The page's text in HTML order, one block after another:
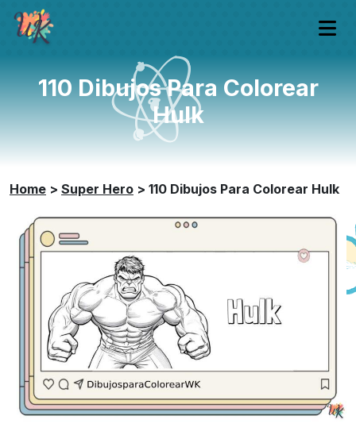
110 Dibujos Para Colorear
Hulk
Home > Super Hero > 110 Dibujos Para Colorear Hulk